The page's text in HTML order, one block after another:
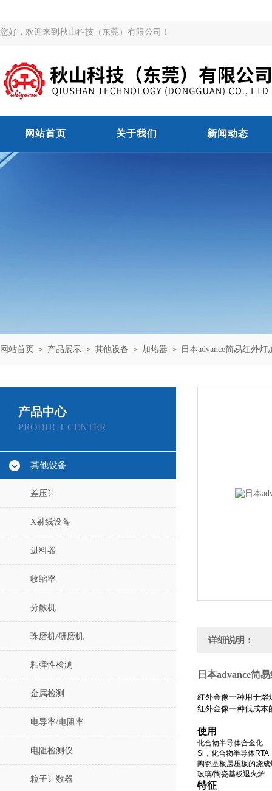
您好，欢迎来到秋山科技（东莞）有限公司！
网站首页 关于我们 新闻动态
网站首页 ＞ 产品展示 ＞ 其他设备 ＞ 加热器 ＞ 日本advance简易红外
产品中心
PRODUCT CENTER
其他设备
差压计
X射线设备
进料器
收缩率
分散机
珠磨机/研磨机
粘弹性检测
金属检测
电导率/电阻率
电阻检测仪
粒子计数器
详细说明：
日本advance简
红外金像一种用于熔
红外金像一种低成本
使用
化合物半导体合金化
Si，化合物半导体RTA
陶瓷基板层压板的烧成
玻璃/陶瓷基板退火炉
特征